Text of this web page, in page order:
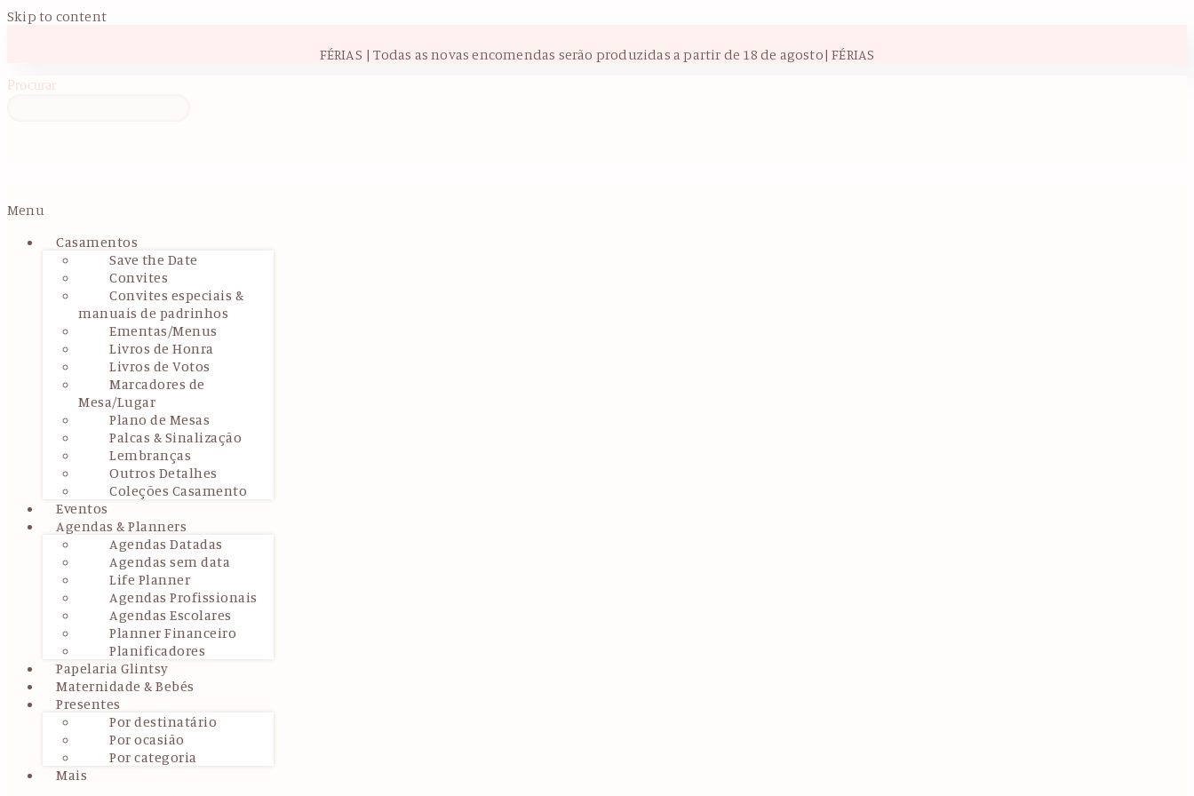
Skip to content
FÉRIAS | Todas as novas encomendas serão produzidas a partir de 18 de agosto| FÉRIAS
Procurar
Menu
Casamentos
Save the Date
Convites
Convites especiais &
manuais de padrinhos
Ementas/Menus
Livros de Honra
Livros de Votos
Marcadores de
Mesa/Lugar
Plano de Mesas
Palcas & Sinalização
Lembranças
Outros Detalhes
Coleções Casamento
Eventos
Agendas & Planners
Agendas Datadas
Agendas sem data
Life Planner
Agendas Profissionais
Agendas Escolares
Planner Financeiro
Planificadores
Papelaria Glintsy
Maternidade & Bebés
Presentes
Por destinatário
Por ocasião
Por categoria
Mais